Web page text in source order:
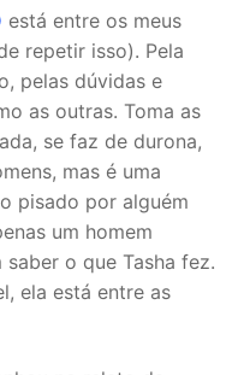
está entre os meus
repetir isso). Pela
pelas dúvidas e
as outras. Toma as
se faz de durona,
mas é uma
pisado por alguém
um homem
o que Tasha fez.
ela está entre as